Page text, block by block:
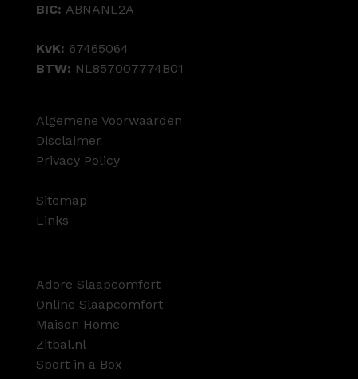
BIC: ABNANL2A
KvK: 67465064
BTW: NL857007774B01
Algemene Voorwaarden
Disclaimer
Privacy Policy
Sitemap
Links
Adore Slaapcomfort
Online Slaapcomfort
Maison Home
Zitbal.nl
Sport in a Box